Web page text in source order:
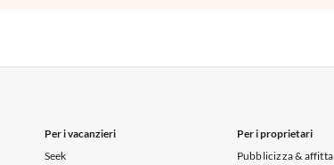
Per i vacanzieri
Seek
Per i proprietari
Pubblicizza & affitta